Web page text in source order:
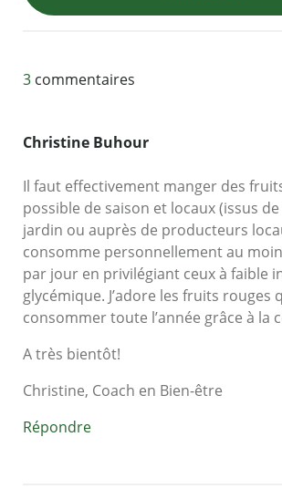
3 commentaires
Christine Buhour
Il faut effectivement manger des
possible de saison et locaux (issus
jardin ou auprès de producteurs
consomme personnellement au
par jour en privilégiant ceux à faible
glycémique. J’adore les fruits rouges
consommer toute l’année grâce à la
A très bientôt!
Christine, Coach en Bien-être
Répondre